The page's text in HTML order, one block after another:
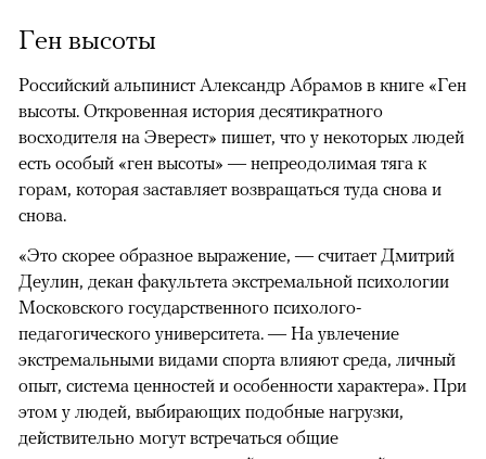
Ген высоты
Российский альпинист Александр Абрамов в книге «Ген
высоты. Откровенная история десятикратного
восходителя на Эверест» пишет, что у некоторых людей
есть особый «ген высоты» — непреодолимая тяга к
горам, которая заставляет возвращаться туда снова и
снова.
«Это скорее образное выражение, — считает Дмитрий
Деулин, декан факультета экстремальной психологии
Московского государственного психолого-
педагогического университета. — На увлечение
экстремальными видами спорта влияют среда, личный
опыт, система ценностей и особенности характера». При
этом у людей, выбирающих подобные нагрузки,
действительно могут встречаться общие